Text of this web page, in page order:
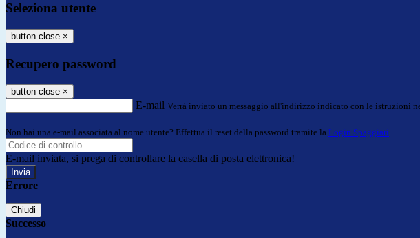
Seleziona utente
button close ×
Recupero password
button close ×
E-mail Verrà inviato un messaggio all'indirizzo indicato con le istruzioni
Non hai una e-mail associata al nome utente? Effettua il reset della password tramite la Login Spaggiari
E-mail inviata, si prega di controllare la casella di posta elettronica!
Errore
Chiudi
Successo